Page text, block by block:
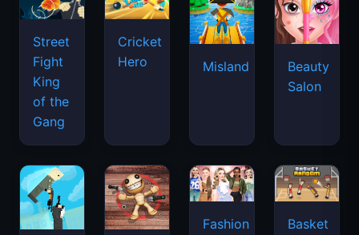
Street
Fight
King
of the
Gang
Cricket
Hero
Misland
Beauty
Salon
Fashion
Basket